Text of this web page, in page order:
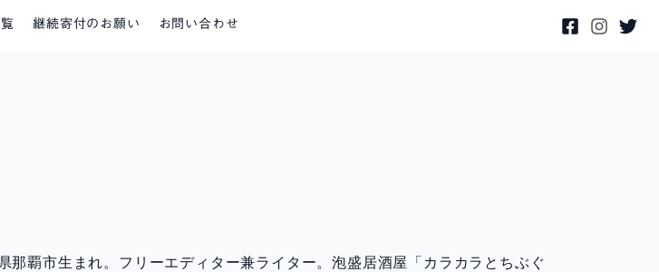
継続寄付のお願い お問い合わせ
覇市生まれ。フリーエディター兼ライター。泡盛居酒屋「カラカラとちぶぐ